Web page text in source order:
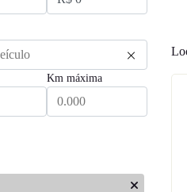
Km máxima